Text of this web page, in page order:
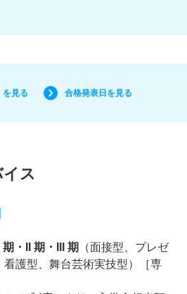
を見る 合格発表日を見る
ス
・II 期・III 期
（面接型、プレゼ
看護型、舞台芸術実技型）［専